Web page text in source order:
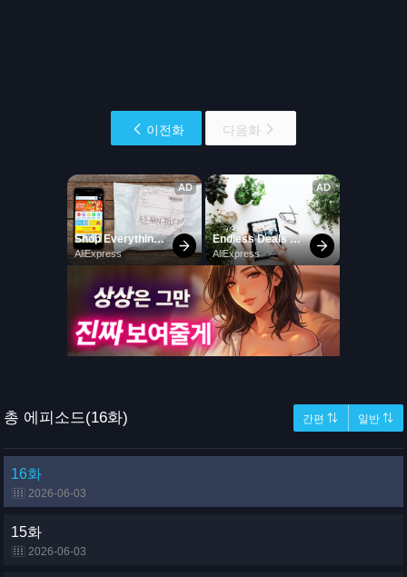
이전화 다음화
총 에피소드(16화) 간편 ⇅ 일반 ⇅
16화
2026-06-03
15화
2026-06-03